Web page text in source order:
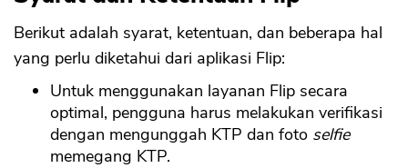
Berikut adalah syarat, ketentuan, dan beberapa hal
yang perlu diketahui dari aplikasi Flip:
Untuk menggunakan layanan Flip secara
optimal, pengguna harus melakukan verifikasi
dengan mengunggah KTP dan foto selfie
memegang KTP.